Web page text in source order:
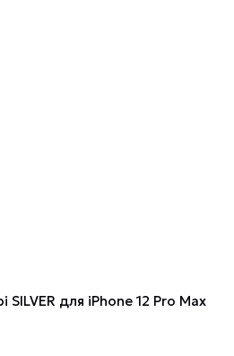
SILVER для iPhone 12 Pro Max